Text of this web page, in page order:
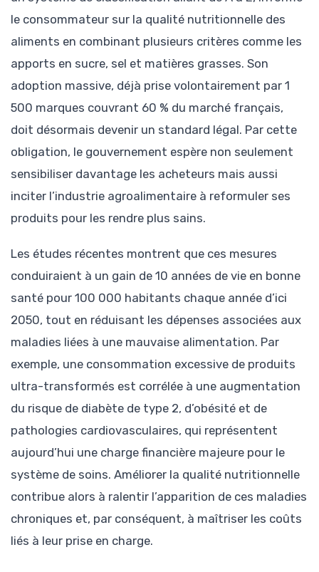
le consommateur sur la qualité nutritionnelle des
aliments en combinant plusieurs critères comme les
apports en sucre, sel et matières grasses. Son
adoption massive, déjà prise volontairement par 1
500 marques couvrant 60 % du marché français,
doit désormais devenir un standard légal. Par cette
obligation, le gouvernement espère non seulement
sensibiliser davantage les acheteurs mais aussi
inciter l’industrie agroalimentaire à reformuler ses
produits pour les rendre plus sains.
Les études récentes montrent que ces mesures
conduiraient à un gain de 10 années de vie en bonne
santé pour 100 000 habitants chaque année d’ici
2050, tout en réduisant les dépenses associées aux
maladies liées à une mauvaise alimentation. Par
exemple, une consommation excessive de produits
ultra-transformés est corrélée à une augmentation
du risque de diabète de type 2, d’obésité et de
pathologies cardiovasculaires, qui représentent
aujourd’hui une charge financière majeure pour le
système de soins. Améliorer la qualité nutritionnelle
contribue alors à ralentir l’apparition de ces maladies
chroniques et, par conséquent, à maîtriser les coûts
liés à leur prise en charge.